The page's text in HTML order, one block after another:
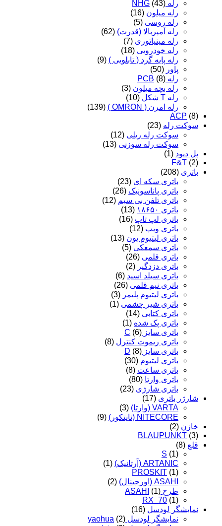
رله NHG (43)
رله میلون (16)
رله روسی (5)
رله آمپربالا (قدرت) (62)
رله مینیاتوری (7)
رله خودرویی (18)
رله پایه گرد ( تابلویی ) (9)
پاور (50)
رله PCB (8)
رله بچه میلون (3)
رله T شکل
(10)
رله امرن ( OMRON )
(139)
ACP (8)
سوکت رله (23)
سوکت رله ریلی (12)
سوکت رله سوزنی (13)
پل دیود (1)
F&T (2)
باتری (208)
باتری سکه ای (23)
باتری پاناسونیک (26)
باتری تلفن بی سیم (12)
باتری ۱۸۶۵۰
(13)
باتری لپ تاپ (16)
باتری ویپ (12)
باتری لیتیوم یون (13)
باتری سمعکی (5)
باتری قلمی (26)
باتری دزدگیر (2)
باتری سیلد اسید (6)
باتری نیم قلمی (26)
باتری لیتیوم پلیمر (3)
باتری شیر چشمی (1)
باتری کتابی (14)
باتری پک شده (1)
باتری سایز C (6)
باتری ریموت کنترل (8)
باتری سایز D (8)
باتری لیتیوم (30)
باتری ساعت (8)
باتری وارتا (80)
باتری شارژی (23)
شارژر باتری (17)
VARTA (وارتا)
(3)
NITECORE (نایتکور)
(9)
خازن (2)
BLAUPUNKT (3)
قلع (8)
S (1)
ARTANIC (آرتانیک)
(1)
PROSKIT (1)
ASAHI (اورجینال)
(2)
طرح ASAHI (1)
RX_70 (1)
نمایشگر لودسل (16)
نمایشگر لودسل yaohua (2)